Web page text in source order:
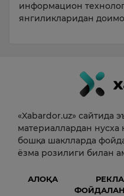
информацион
янгиликларидан
«Xabardor.uz» сайтида
материаллардан
бошқа шаклларда
ёзма розилиги билан
АЛОҚА